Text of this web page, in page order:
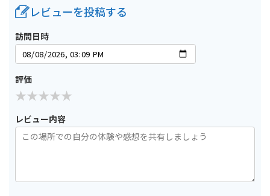
レビューを投稿する
訪問日時
評価
レビュー内容